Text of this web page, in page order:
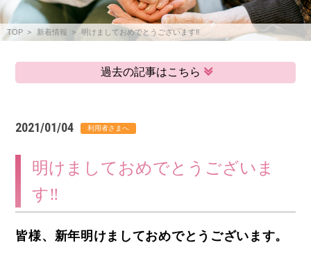
TOP 新着情報 明けましておめでとうございます‼
過去の記事はこちら
2021/01/04
明けましておめでとうございま
す‼
皆様、新年明けましておめでとうございます。